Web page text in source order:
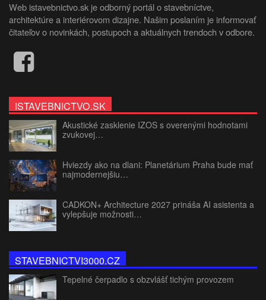
Web istavebnictvo.sk je odborný portál o stavebníctve,
architektúre a interiérovom dizajne. Našim poslaním je informovať
čitateľov o novinkách, postupoch a aktuálnych trendoch v odbore.
ISTAVEBNICTVO.SK
Akustické zasklenie IZOS s overenými hodnotami
zvukovej…
Hviezdy ako na dlani: Planetárium Praha bude mať
najmodernejšiu…
CADKON+ Architecture 2027 prináša AI asistenta a
vylepšuje možnosti…
STAVEBNICTVI3000.CZ
Tepelné čerpadlo s obzvlášť tichým provozem